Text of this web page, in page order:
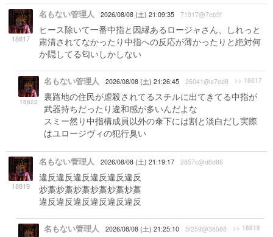
18817
名もない管理人 2026/08/08 (土) 21:09:35 71917@7eb9f
ヒース除いて一番中指と因縁あるロージャさん、しれっと
粛清されてなかったり中指への反応が薄かったりと絶対何
か隠してる匂いしかしない
18822
名もない管理人 2026/08/08 (土) 21:26:45 26041@a7ed8 >> 18817
裏路地の住民が虐殺されてるスチルに出てきてる中指が
武器持ちだったり違和感が多いんだよな
スミー然り中指構成員以外の傘下には割と淡白だし実際
はユロージヴィの犯行臭い
18819
名もない管理人 2026/08/08 (土) 21:19:17 2857c@d6d86
違反違反違反違反違反違反
炒藁炒藁炒藁炒藁炒藁炒藁
違反違反違反違反違反違反
名もない管理人 2026/08/08 (土) 21:25:10 5f259@38588 >> 18819